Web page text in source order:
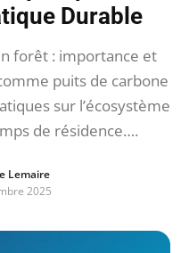
Durable
forêt : importance et
puits de carbone
sur l’écosystème
de résidence….
Lemaire
2025